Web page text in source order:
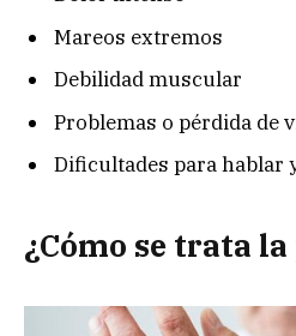
Mareos extremos
Debilidad muscular
Problemas o pérdida de
Dificultades para hablar
¿Cómo se trata